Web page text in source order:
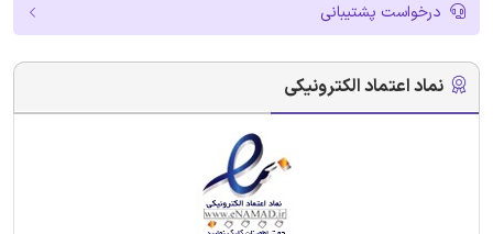
درخواست پشتیبانی
نماد اعتماد الکترونیکی